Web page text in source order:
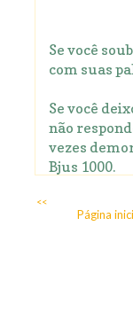
Se você
com suas
Se você
não
vezes
Bjus 1000.
<<
Página